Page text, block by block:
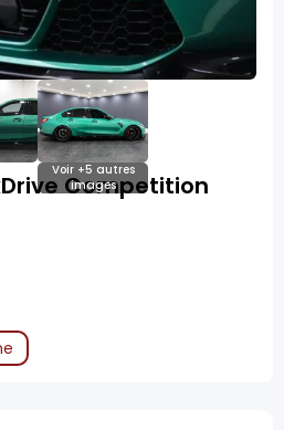
Voir +5 autres
images
Competition